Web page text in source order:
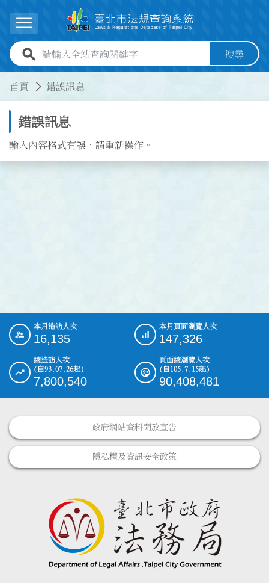
展開選單
全站查詢關鍵字欄位 搜尋
首頁 錯誤訊息
錯誤訊息
輸入內容格式有誤，請重新操作。
::: 本月造訪人次
16,135
本月頁面瀏覽人次
147,326
總造訪人次
(自93.07.26起)
7,800,540
頁面總瀏覽人次
(自105.7.15起)
90,408,481
政府網站資料開放宣告
隱私權及資訊安全政策